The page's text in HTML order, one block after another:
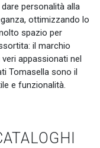
personalità alla
ottimizzando lo
spazio per
il marchio
appassionati nel
Tomasella sono il
e funzionalità.